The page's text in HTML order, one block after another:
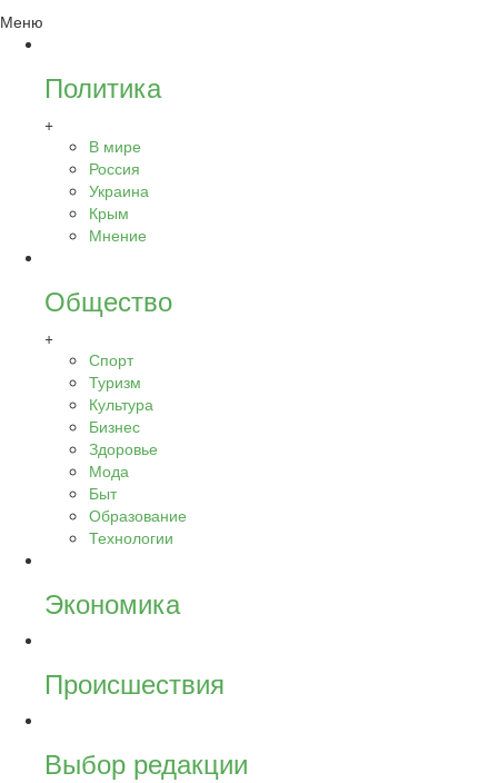
Меню
Политика
+
В мире
Россия
Украина
Крым
Мнение
Общество
+
Спорт
Туризм
Культура
Бизнес
Здоровье
Мода
Быт
Образование
Технологии
Экономика
Происшествия
Выбор редакции